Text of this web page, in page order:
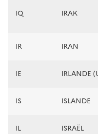
IQ IRAK
IR IRAN
IE IRLANDE
IS ISLANDE
IL ISRAËL